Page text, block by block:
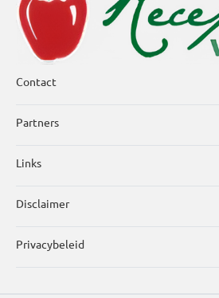
Contact
Partners
Links
Disclaimer
Privacybeleid